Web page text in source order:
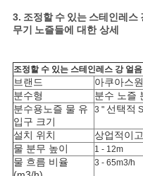
3. 조정할 수 있는 스테인레스
무기 노즐들에 대한 상세
조정할 수 있는 스테인레스 강 얼
브랜드
아쿠아스원
분수형
분수 노즐
분수용노즐 물 유
입구 크기
3 " 선택적
설치 위치
상업적이
물 분무 높이
1 - 12m
물 흐름 비율
3 - 65m3/h